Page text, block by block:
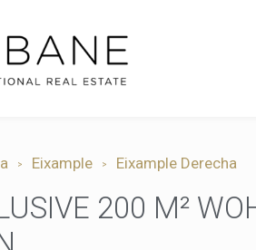
Eixample Eixample Derecha
200 M²